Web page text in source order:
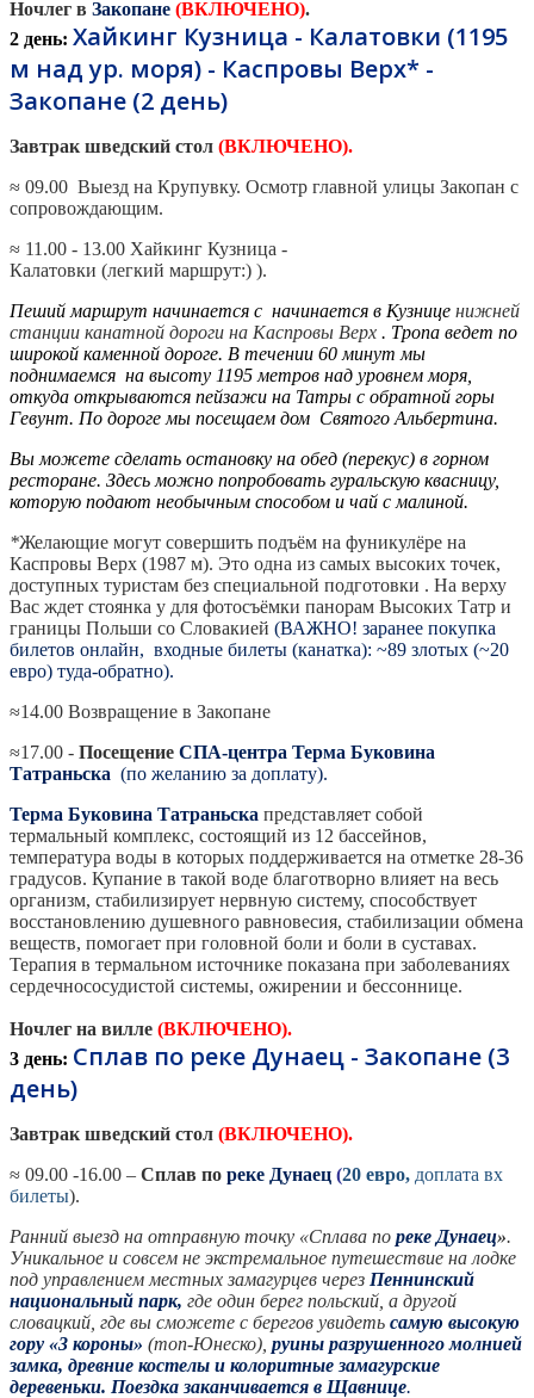
Ночлег в Закопане (ВКЛЮЧЕНО).
2 день: Хайкинг Кузница - Калатовки (1195
м над ур. моря) - Каспровы Верх* -
Закопане (2 день)
Завтрак шведский стол (ВКЛЮЧЕНО).
≈ 09.00 Выезд на Крупувку. Осмотр главной улицы Закопан с
сопровождающим.
≈ 11.00 - 13.00 Хайкинг Кузница -
Калатовки (легкий маршрут:) ).
Пеший маршрут начинается с начинается в Кузнице нижней
станции канатной дороги на Каспровы Верх . Тропа ведет по
широкой каменной дороге. В течении 60 минут мы
поднимаемся на высоту 1195 метров над уровнем моря,
откуда открываются пейзажи на Татры с обратной горы
Гевунт. По дороге мы посещаем дом Святого Альбертина.
Вы можете сделать остановку на обед (перекус) в горном
ресторане. Здесь можно попробовать гуральскую квасницу,
которую подают необычным способом и чай с малиной.
*Желающие могут совершить подъём на фуникулёре на
Каспровы Верх (1987 м). Это одна из самых высоких точек,
доступных туристам без специальной подготовки . На верху
Вас ждет стоянка у для фотосъёмки панорам Высоких Татр и
границы Польши со Словакией (ВАЖНО! заранее покупка
билетов онлайн, входные билеты (канатка): ~89 злотых (~20
евро) туда-обратно).
≈14.00 Возвращение в Закопане
≈17.00 - Посещение СПА-центра Терма Буковина
Татраньска (по желанию за доплату).
Терма Буковина Татраньска представляет собой
термальный комплекс, состоящий из 12 бассейнов,
температура воды в которых поддерживается на отметке 28-36
градусов. Купание в такой воде благотворно влияет на весь
организм, стабилизирует нервную систему, способствует
восстановлению душевного равновесия, стабилизации обмена
веществ, помогает при головной боли и боли в суставах.
Терапия в термальном источнике показана при заболеваниях
сердечнососудистой системы, ожирении и бессоннице.
Ночлег на вилле (ВКЛЮЧЕНО).
3 день: Сплав по реке Дунаец - Закопане (3
день)
Завтрак шведский стол (ВКЛЮЧЕНО).
≈ 09.00 -16.00 – Сплав по реке Дунаец (20 евро, доплата вх
билеты).
Ранний выезд на отправную точку «Сплава по реке Дунаец».
Уникальное и совсем не экстремальное путешествие на лодке
под управлением местных замагурцев через Пеннинский
национальный парк, где один берег польский, а другой
словацкий, где вы сможете с берегов увидеть самую высокую
гору «3 короны» (топ-Юнеско), руины разрушенного молнией
замка, древние костелы и колоритные замагурские
деревеньки. Поездка заканчивается в Щавнице.